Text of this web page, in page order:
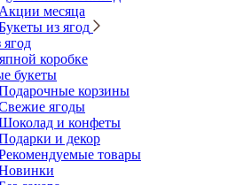
Акции месяца
из ягод
ягод
коробке
букеты
корзины
ягоды
и конфеты
и декор
товары